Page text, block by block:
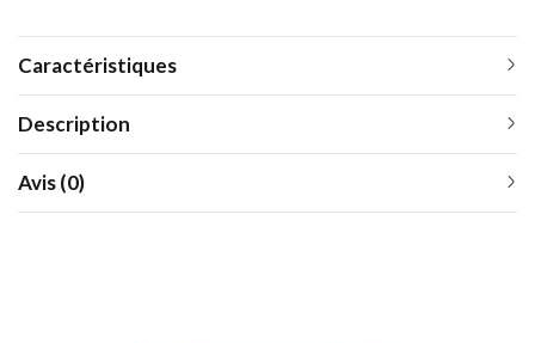
Caractéristiques
Description
Avis (0)